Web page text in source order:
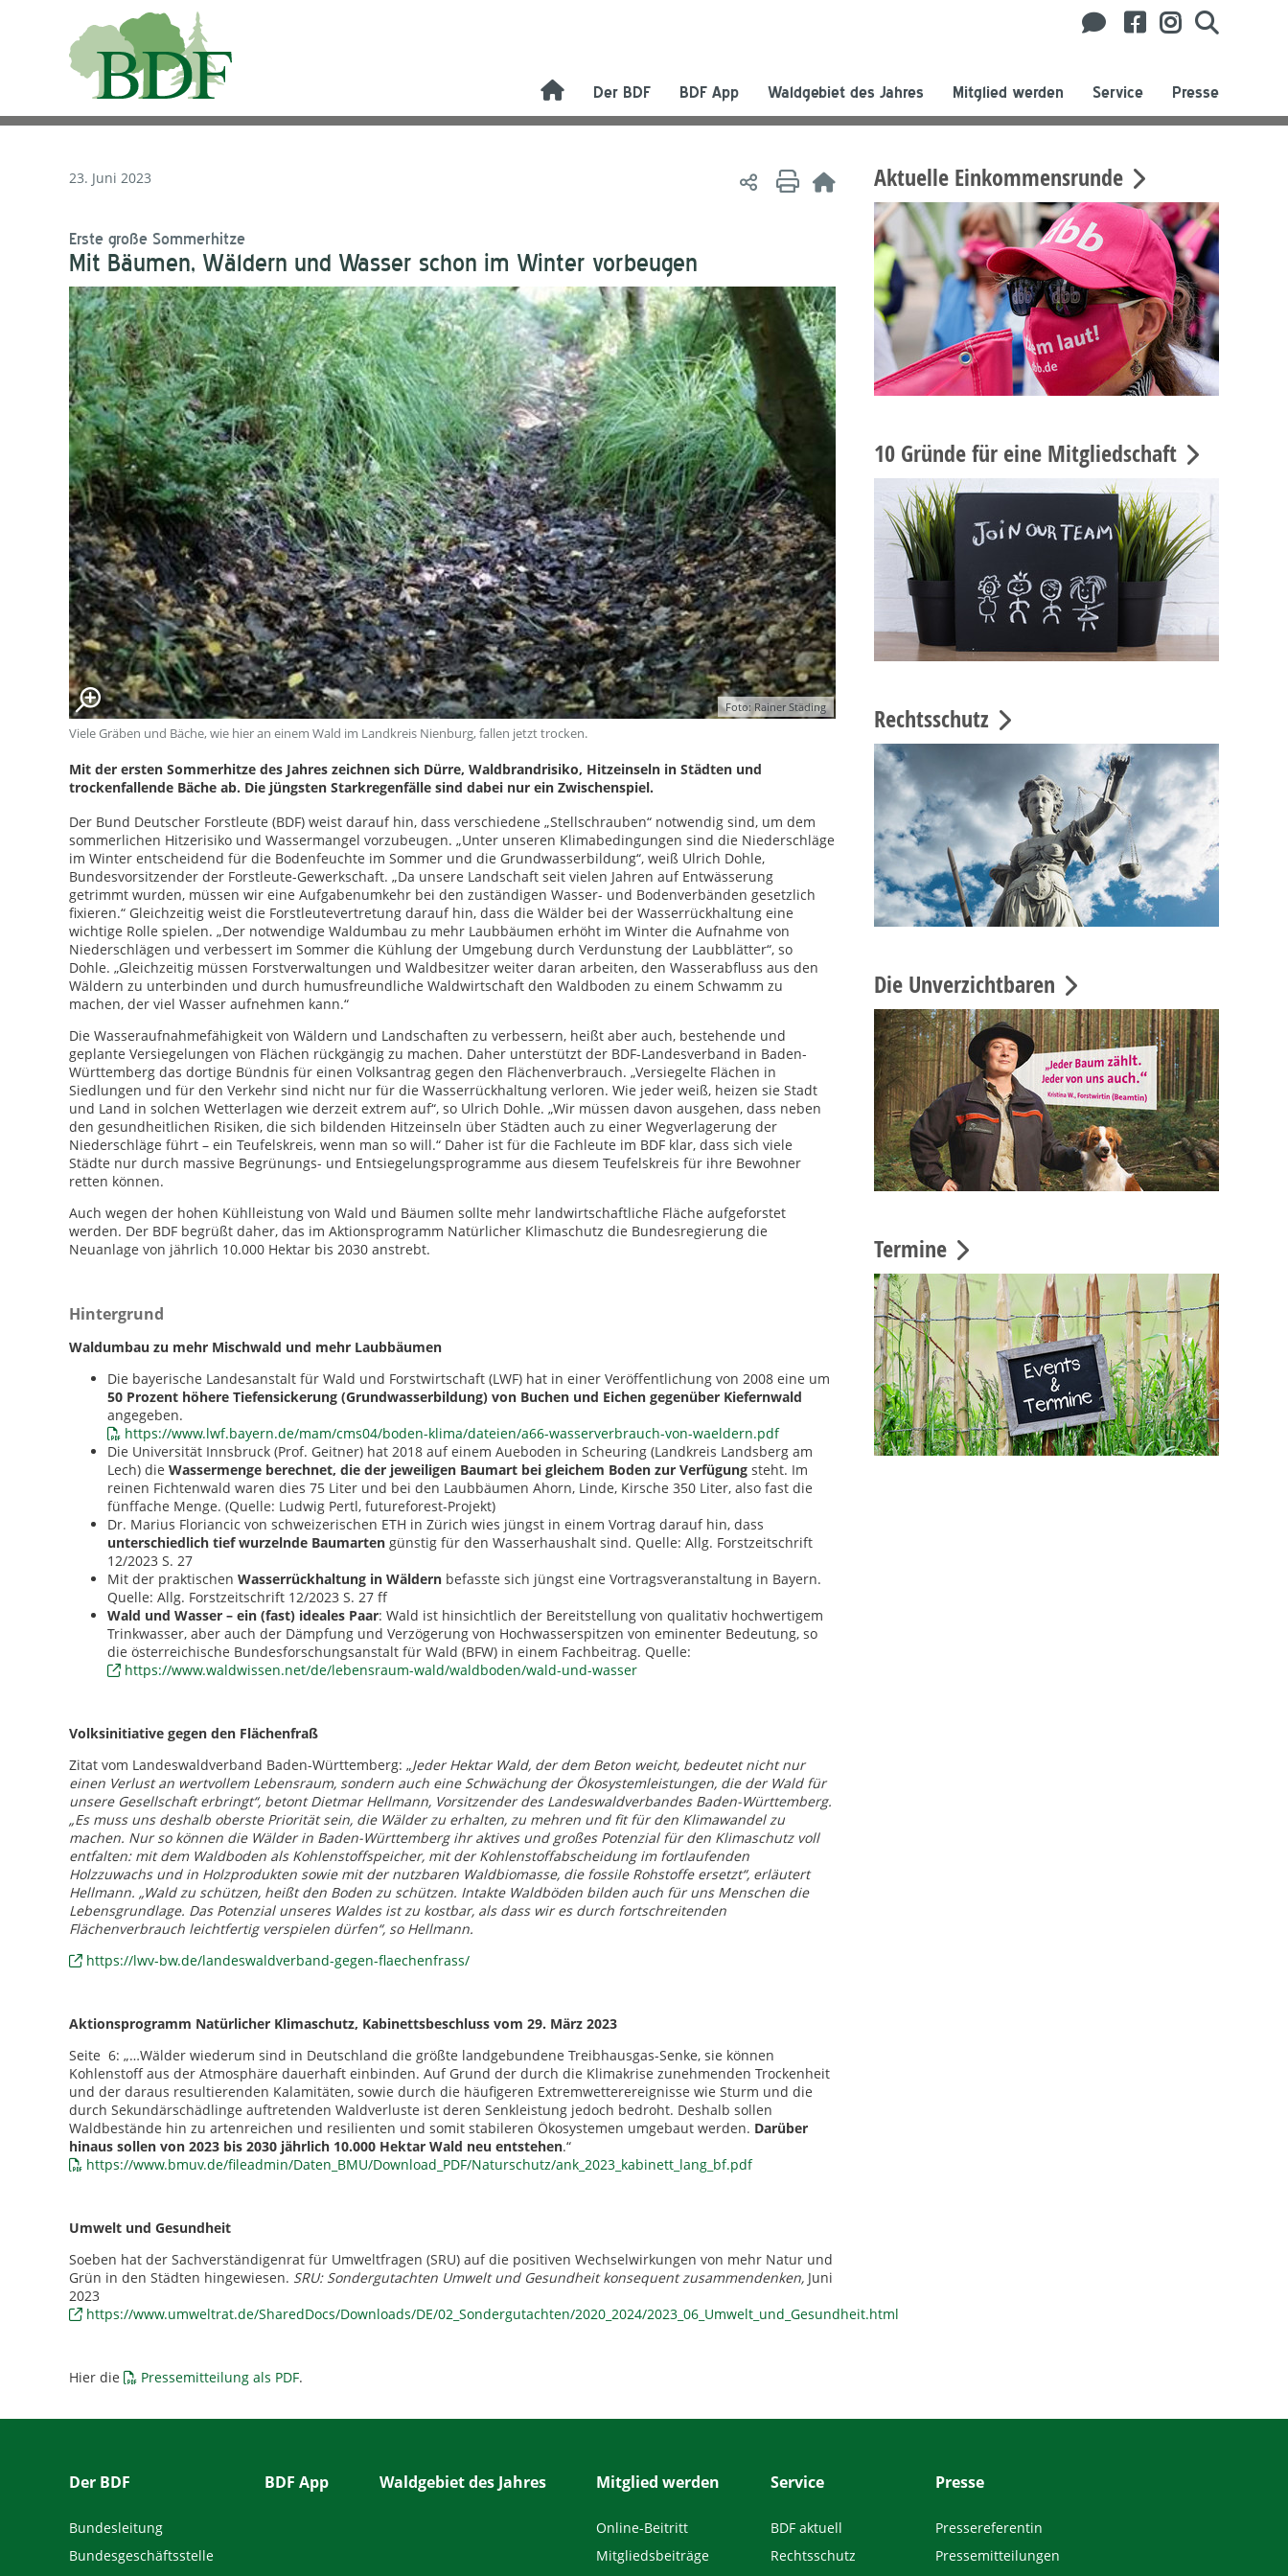
Der BDF BDF App Waldgebiet des Jahres Mitglied werden Service Presse
23. Juni 2023
Erste große Sommerhitze
Mit Bäumen, Wäldern und Wasser schon im Winter vorbeugen
Foto: Rainer Städing
Viele Gräben und Bäche, wie hier an einem Wald im Landkreis Nienburg, fallen jetzt trocken.
Mit der ersten Sommerhitze des Jahres zeichnen sich Dürre, Waldbrandrisiko, Hitzeinseln in Städten und
trockenfallende Bäche ab. Die jüngsten Starkregenfälle sind dabei nur ein Zwischenspiel.
Der Bund Deutscher Forstleute (BDF) weist darauf hin, dass verschiedene „Stellschrauben“ notwendig sind, um dem
sommerlichen Hitzerisiko und Wassermangel vorzubeugen. „Unter unseren Klimabedingungen sind die Niederschläge
im Winter entscheidend für die Bodenfeuchte im Sommer und die Grundwasserbildung“, weiß Ulrich Dohle,
Bundesvorsitzender der Forstleute-Gewerkschaft. „Da unsere Landschaft seit vielen Jahren auf Entwässerung
getrimmt wurden, müssen wir eine Aufgabenumkehr bei den zuständigen Wasser- und Bodenverbänden gesetzlich
fixieren.“ Gleichzeitig weist die Forstleutevertretung darauf hin, dass die Wälder bei der Wasserrückhaltung eine
wichtige Rolle spielen. „Der notwendige Waldumbau zu mehr Laubbäumen erhöht im Winter die Aufnahme von
Niederschlägen und verbessert im Sommer die Kühlung der Umgebung durch Verdunstung der Laubblätter“, so
Dohle. „Gleichzeitig müssen Forstverwaltungen und Waldbesitzer weiter daran arbeiten, den Wasserabfluss aus den
Wäldern zu unterbinden und durch humusfreundliche Waldwirtschaft den Waldboden zu einem Schwamm zu
machen, der viel Wasser aufnehmen kann.“
Die Wasseraufnahmefähigkeit von Wäldern und Landschaften zu verbessern, heißt aber auch, bestehende und
geplante Versiegelungen von Flächen rückgängig zu machen. Daher unterstützt der BDF-Landesverband in Baden-
Württemberg das dortige Bündnis für einen Volksantrag gegen den Flächenverbrauch. „Versiegelte Flächen in
Siedlungen und für den Verkehr sind nicht nur für die Wasserrückhaltung verloren. Wie jeder weiß, heizen sie Stadt
und Land in solchen Wetterlagen wie derzeit extrem auf“, so Ulrich Dohle. „Wir müssen davon ausgehen, dass neben
den gesundheitlichen Risiken, die sich bildenden Hitzeinseln über Städten auch zu einer Wegverlagerung der
Niederschläge führt – ein Teufelskreis, wenn man so will.“ Daher ist für die Fachleute im BDF klar, dass sich viele
Städte nur durch massive Begrünungs- und Entsiegelungsprogramme aus diesem Teufelskreis für ihre Bewohner
retten können.
Auch wegen der hohen Kühlleistung von Wald und Bäumen sollte mehr landwirtschaftliche Fläche aufgeforstet
werden. Der BDF begrüßt daher, das im Aktionsprogramm Natürlicher Klimaschutz die Bundesregierung die
Neuanlage von jährlich 10.000 Hektar bis 2030 anstrebt.
Hintergrund
Waldumbau zu mehr Mischwald und mehr Laubbäumen
Die bayerische Landesanstalt für Wald und Forstwirtschaft (LWF) hat in einer Veröffentlichung von 2008 eine um
50 Prozent höhere Tiefensickerung (Grundwasserbildung) von Buchen und Eichen gegenüber Kiefernwald
angegeben.
https://www.lwf.bayern.de/mam/cms04/boden-klima/dateien/a66-wasserverbrauch-von-waeldern.pdf
Die Universität Innsbruck (Prof. Geitner) hat 2018 auf einem Aueboden in Scheuring (Landkreis Landsberg am
Lech) die Wassermenge berechnet, die der jeweiligen Baumart bei gleichem Boden zur Verfügung steht. Im
reinen Fichtenwald waren dies 75 Liter und bei den Laubbäumen Ahorn, Linde, Kirsche 350 Liter, also fast die
fünffache Menge. (Quelle: Ludwig Pertl, futureforest-Projekt)
Dr. Marius Floriancic von schweizerischen ETH in Zürich wies jüngst in einem Vortrag darauf hin, dass
unterschiedlich tief wurzelnde Baumarten günstig für den Wasserhaushalt sind. Quelle: Allg. Forstzeitschrift
12/2023 S. 27
Mit der praktischen Wasserrückhaltung in Wäldern befasste sich jüngst eine Vortragsveranstaltung in Bayern.
Quelle: Allg. Forstzeitschrift 12/2023 S. 27 ff
Wald und Wasser – ein (fast) ideales Paar: Wald ist hinsichtlich der Bereitstellung von qualitativ hochwertigem
Trinkwasser, aber auch der Dämpfung und Verzögerung von Hochwasserspitzen von eminenter Bedeutung, so
die österreichische Bundesforschungsanstalt für Wald (BFW) in einem Fachbeitrag. Quelle:
https://www.waldwissen.net/de/lebensraum-wald/waldboden/wald-und-wasser
Volksinitiative gegen den Flächenfraß
Zitat vom Landeswaldverband Baden-Württemberg: „Jeder Hektar Wald, der dem Beton weicht, bedeutet nicht nur
einen Verlust an wertvollem Lebensraum, sondern auch eine Schwächung der Ökosystemleistungen, die der Wald für
unsere Gesellschaft erbringt“, betont Dietmar Hellmann, Vorsitzender des Landeswaldverbandes Baden-Württemberg.
„Es muss uns deshalb oberste Priorität sein, die Wälder zu erhalten, zu mehren und fit für den Klimawandel zu
machen. Nur so können die Wälder in Baden-Württemberg ihr aktives und großes Potenzial für den Klimaschutz voll
entfalten: mit dem Waldboden als Kohlenstoffspeicher, mit der Kohlenstoffabscheidung im fortlaufenden
Holzzuwachs und in Holzprodukten sowie mit der nutzbaren Waldbiomasse, die fossile Rohstoffe ersetzt“, erläutert
Hellmann. „Wald zu schützen, heißt den Boden zu schützen. Intakte Waldböden bilden auch für uns Menschen die
Lebensgrundlage. Das Potenzial unseres Waldes ist zu kostbar, als dass wir es durch fortschreitenden
Flächenverbrauch leichtfertig verspielen dürfen“, so Hellmann.
https://lwv-bw.de/landeswaldverband-gegen-flaechenfrass/
Aktionsprogramm Natürlicher Klimaschutz, Kabinettsbeschluss vom 29. März 2023
Seite 6: „…Wälder wiederum sind in Deutschland die größte landgebundene Treibhausgas-Senke, sie können
Kohlenstoff aus der Atmosphäre dauerhaft einbinden. Auf Grund der durch die Klimakrise zunehmenden Trockenheit
und der daraus resultierenden Kalamitäten, sowie durch die häufigeren Extremwetterereignisse wie Sturm und die
durch Sekundärschädlinge auftretenden Waldverluste ist deren Senkleistung jedoch bedroht. Deshalb sollen
Waldbestände hin zu artenreichen und resilienten und somit stabileren Ökosystemen umgebaut werden. Darüber
hinaus sollen von 2023 bis 2030 jährlich 10.000 Hektar Wald neu entstehen.“
https://www.bmuv.de/fileadmin/Daten_BMU/Download_PDF/Naturschutz/ank_2023_kabinett_lang_bf.pdf
Umwelt und Gesundheit
Soeben hat der Sachverständigenrat für Umweltfragen (SRU) auf die positiven Wechselwirkungen von mehr Natur und
Grün in den Städten hingewiesen. SRU: Sondergutachten Umwelt und Gesundheit konsequent zusammendenken, Juni
2023
https://www.umweltrat.de/SharedDocs/Downloads/DE/02_Sondergutachten/2020_2024/2023_06_Umwelt_und_Gesundheit.html
Hier die Pressemitteilung als PDF.
Aktuelle Einkommensrunde
10 Gründe für eine Mitgliedschaft
Rechtsschutz
Die Unverzichtbaren
Termine
Der BDF
Bundesleitung
Bundesgeschäftsstelle
BDF App Waldgebiet des Jahres Mitglied werden
Online-Beitritt
Mitgliedsbeiträge
Service
BDF aktuell
Rechtsschutz
Presse
Pressereferentin
Pressemitteilungen